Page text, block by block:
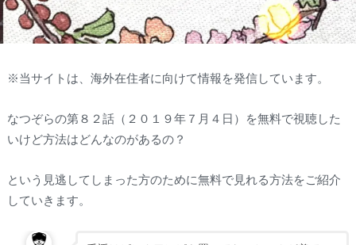
※当サイトは、海外在住者に向けて情報を発信しています。
なつぞらの第８２話（２０１９年７月４日）を無料で視聴した
いけど方法はどんなのがあるの？
という見逃してしまった方のために無料で見れる方法をご紹介
していきます。